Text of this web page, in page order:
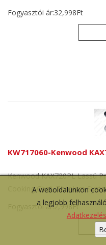
A weboldalunkon
a legjobb
Fogyasztói ár:32,998Ft
KW717060-Kenwood
Kenwood KAX720PL Lassú
Cooking Chef, Titanium
Fogyasztói ár:2,998Ft